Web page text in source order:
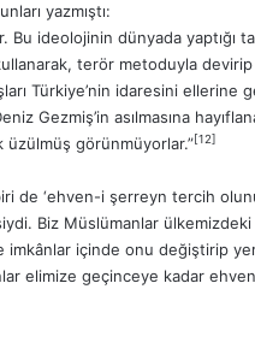
yazmıştı:
ideolojinin dünyada yaptığı
terör metoduyla
Türkiye’nin idaresini ellerine
Gezmiş’in asılmasına
üzülmüş görünmüyorlar.”[12]
de ‘ehven-i şerreyn tercih
Biz Müslümanlar
içinde onu değiştirip
elimize geçinceye kadar